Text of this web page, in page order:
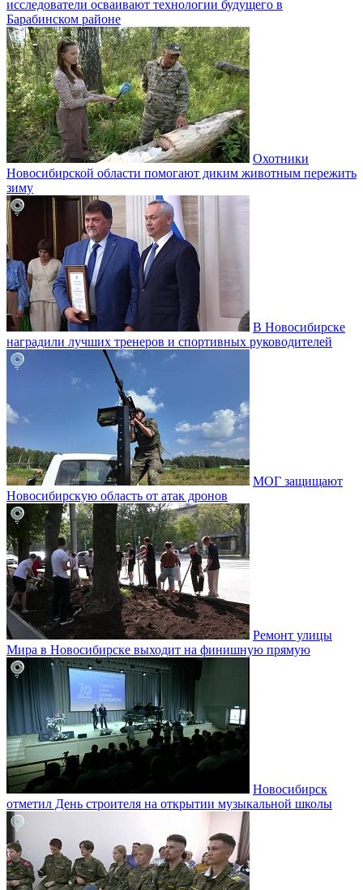
исследователи осваивают технологии будущего в
Барабинском районе
Охотники
Новосибирской области помогают диким животным пережить
зиму
В Новосибирске
наградили лучших тренеров и спортивных руководителей
МОГ защищают
Новосибирскую область от атак дронов
Ремонт улицы
Мира в Новосибирске выходит на финишную прямую
Новосибирск
отметил День строителя на открытии музыкальной школы